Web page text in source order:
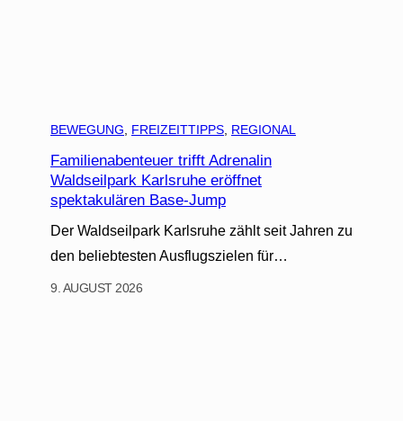
BEWEGUNG FREIZEITTIPPS REGIONAL
Familienabenteuer trifft Adrenalin
Waldseilpark Karlsruhe eröffnet
spektakulären Base-Jump
Der Waldseilpark Karlsruhe zählt seit Jahren zu
den beliebtesten Ausflugszielen für…
9. AUGUST 2026